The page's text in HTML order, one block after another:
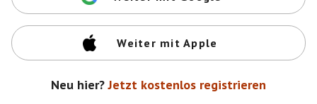
Weiter mit Apple
Neu hier? Jetzt kostenlos registrieren